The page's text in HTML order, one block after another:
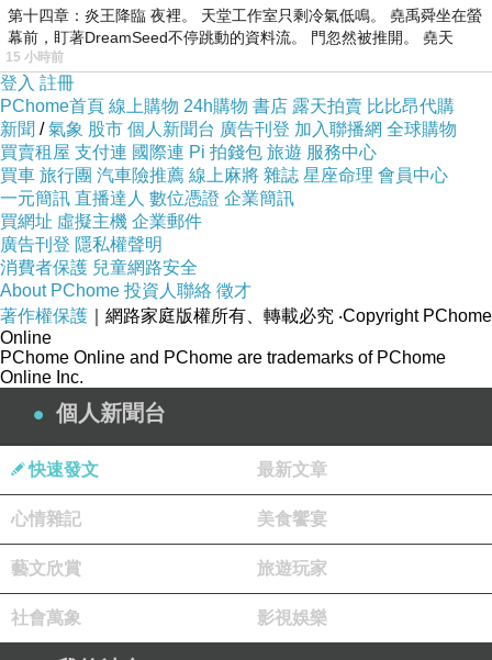
女孩，願妳 ... 活得人如其名
活出溫柔輕盈又有餘裕的秋天感
記得做人啊 ~ 最重要就是開心
第十四章：炎王降臨 夜裡。 天堂工作室只剩冷氣低鳴。 堯禹舜坐在螢
幕前，盯著DreamSeed不停跳動的資料流。 門忽然被推開。 堯天
15 小時前
登入 註冊
PChome首頁 線上購物 24h購物 書店 露天拍賣 比比昂代購
新聞 /氣象 股市 個人新聞台 廣告刊登 加入聯播網 全球購物
買賣租屋 支付連 國際連 Pi 拍錢包 旅遊 服務中心
買車 旅行團 汽車險推薦 線上麻將 雜誌 星座命理 會員中心
一元簡訊 直播達人 數位憑證 企業簡訊
買網址 虛擬主機 企業郵件
廣告刊登 隱私權聲明
消費者保護 兒童網路安全
About PChome 投資人聯絡 徵才
著作權保護 ｜網路家庭版權所有、轉載必究 ‧Copyright PChome
Online
PChome Online and PChome are trademarks of PChome
Online Inc.
個人新聞台
快速發文 最新文章
心情雜記 美食饗宴
藝文欣賞 旅遊玩家
社會萬象 影視娛樂